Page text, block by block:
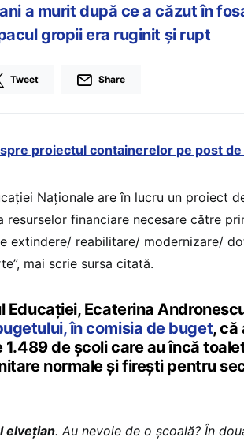
a murit după ce a căzut în
gropii era ruginit şi rupt
Tweet Share
proiectul containerelor pe post de
Naționale are în lucru un proiect
resurselor financiare necesare către
extindere/ reabilitare/ modernizare/
mai scrie sursa citată.
Educației, Ecaterina
în comisia de buget, că
de școli care au încă
normale și firești pentru
elvețian. Au nevoie de o școală? În